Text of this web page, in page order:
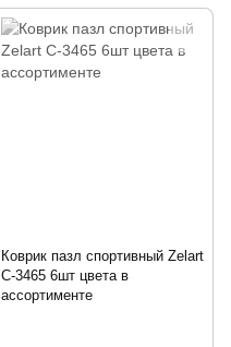
Коврик пазл спортивный Zelart
C-3465 6шт цвета в
ассортименте